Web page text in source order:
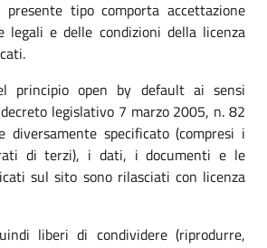
tipo comporta accettazione
legali e delle condizioni della licenza
principio open by default ai sensi
legislativo 7 marzo 2005, n. 82
diversamente specificato (compresi i
di terzi), i dati, i documenti e le
sul sito sono rilasciati con licenza
liberi di condividere (riprodurre,